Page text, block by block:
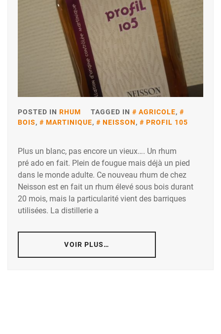
POSTED IN RHUM TAGGED IN AGRICOLE,
BOIS, MARTINIQUE, NEISSON, PROFIL 105
Plus un blanc, pas encore un vieux…. Un rhum
pré ado en fait. Plein de fougue mais déjà un pied
dans le monde adulte. Ce nouveau rhum de chez
Neisson est en fait un rhum élevé sous bois durant
20 mois, mais la particularité vient des barriques
utilisées. La distillerie a
VOIR PLUS…